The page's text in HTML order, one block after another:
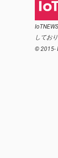
しており
© 2015-